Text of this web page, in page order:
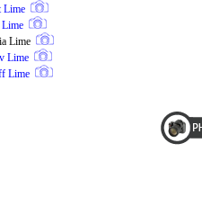
Lime
Lime
Lime
Lime
Lime